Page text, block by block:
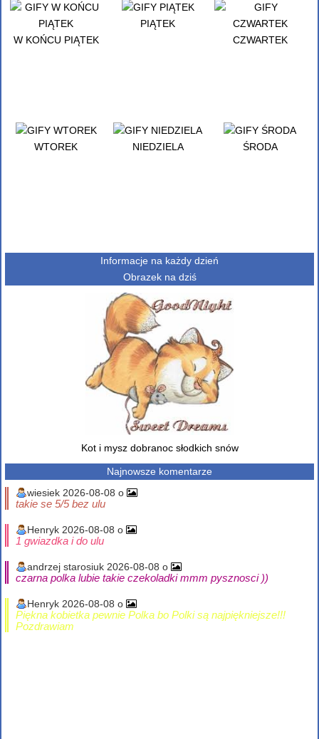
W KOŃCU PIĄTEK
PIĄTEK
CZWARTEK
WTOREK NIEDZIELA ŚRODA
Informacje na każdy dzień
Obrazek na dziś
Kot i mysz dobranoc słodkich snów
Najnowsze komentarze
wiesiek 2026-08-08 o
takie se 5/5 bez ulu
Henryk 2026-08-08 o
1 gwiazdka i do ulu
andrzej starosiuk 2026-08-08 o
czarna polka lubie takie czekoladki mmm pysznosci ))
Henryk 2026-08-08 o
Piękna kobietka pewnie Polka bo Polki są najpiękniejsze!!!
Pozdrawiam